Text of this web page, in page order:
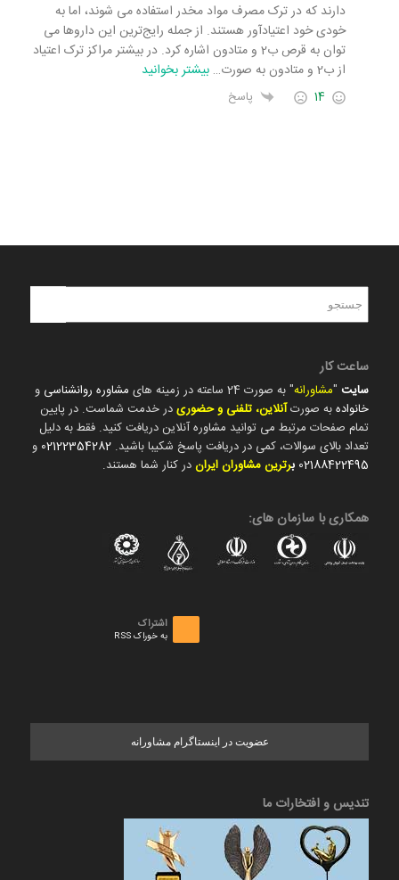
دارند که در ترک مصرف مواد مخدر استفاده می شوند، اما به
خودی خود اعتیادآور هستند. از جمله رایج‌ترین این دارو‌ها می
توان به قرص ب2 و متادون اشاره کرد. در بیشتر مراکز ترک اعتیاد
از ب2 و متادون به صورت
… بیشتر بخوانید
14 پاسخ
ساعت کار
سایت"مشاورانه" به صورت 24 ساعته در زمینه های مشاوره روانشناسی و
خانوادهبه صورتآنلاین، تلفنی و حضوریدر خدمت شماست. در پایین
تمام صفحات مرتبط می توانید مشاوره آنلاین دریافت کنید. فقط به دلیل
تعداد بالای سوالات، کمی در دریافت پاسخ شکیبا باشید. 02122354282 و
02188422495 برترین مشاوران ایراندر کنار شما هستند.
همکاری با سازمان های:
اشتراک
به خوراک RSS
عضویت در اینستاگرام مشاورانه
تندیس و افتخارات ما